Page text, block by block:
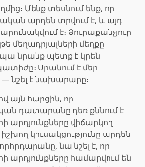
Մենք տեսնում ենք, որ
արդեն տրվում է, և այդ
է։ Յուրաքանչյուր
մեղադրյալների մեղքը
նրանք պետք է կրեն
Սրանում է մեր
— նշել է նախարարը։
այն հարցին, որ
դատարանը դեռ քննում է
արդյունքները վիճարկող
կուսակցությունը արդեն
նա նշել է, որ
արդյունքները համարվում են